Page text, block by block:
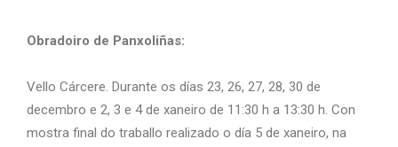
Obradoiro de Panxoliñas:
Vello Cárcere. Durante os días 23, 26, 27, 28, 30 de
decembro e 2, 3 e 4 de xaneiro de 11:30 h a 13:30 h. Con
mostra final do traballo realizado o día 5 de xaneiro, na